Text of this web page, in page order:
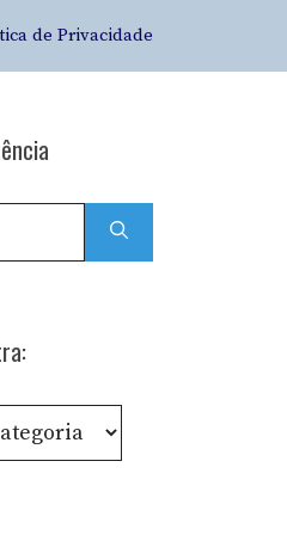
de Privacidade